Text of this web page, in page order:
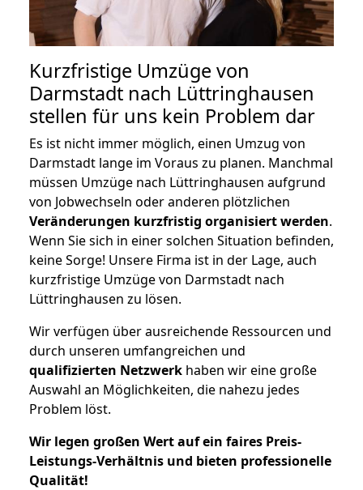
Kurzfristige Umzüge von
Darmstadt nach Lüttringhausen
stellen für uns kein Problem dar
Es ist nicht immer möglich, einen Umzug von
Darmstadt lange im Voraus zu planen. Manchmal
müssen Umzüge nach Lüttringhausen aufgrund
von Jobwechseln oder anderen plötzlichen
Veränderungen kurzfristig organisiert werden.
Wenn Sie sich in einer solchen Situation befinden,
keine Sorge! Unsere Firma ist in der Lage, auch
kurzfristige Umzüge von Darmstadt nach
Lüttringhausen zu lösen.
Wir verfügen über ausreichende Ressourcen und
durch unseren umfangreichen und
qualifizierten Netzwerk haben wir eine große
Auswahl an Möglichkeiten, die nahezu jedes
Problem löst.
Wir legen großen Wert auf ein faires Preis-
Leistungs-Verhältnis und bieten professionelle
Qualität!